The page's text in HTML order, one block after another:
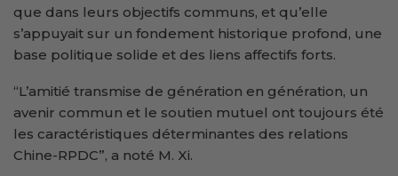
que dans leurs objectifs communs, et qu’elle
s’appuyait sur un fondement historique profond, une
base politique solide et des liens affectifs forts.
“L’amitié transmise de génération en génération, un
avenir commun et le soutien mutuel ont toujours été
les caractéristiques déterminantes des relations
Chine-RPDC”, a noté M. Xi.